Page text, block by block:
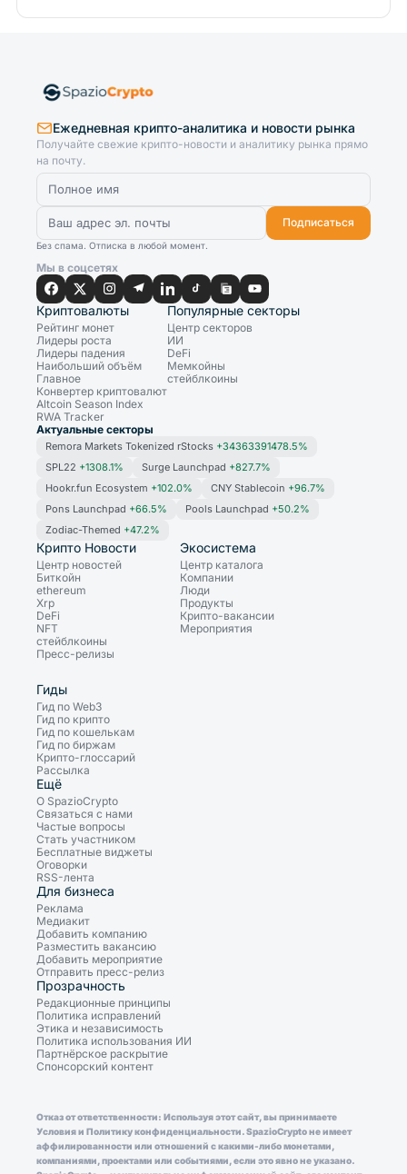
Ежедневная крипто-аналитика и новости рынка
Получайте свежие крипто-новости и аналитику рынка прямо
на почту.
Подписаться
Без спама. Отписка в любой момент.
Мы в соцсетях
Криптовалюты
Рейтинг монет
Лидеры роста
Лидеры падения
Наибольший объём
Главное
Конвертер криптовалют
Altcoin Season Index
RWA Tracker
Популярные секторы
Центр секторов
ИИ
DeFi
Мемкойны
стейблкоины
Актуальные секторы
Remora Markets Tokenized rStocks +34363391478.5%
SPL22 +1308.1% Surge Launchpad +827.7%
Hookr.fun Ecosystem +102.0% CNY Stablecoin +96.7%
Pons Launchpad +66.5% Pools Launchpad +50.2%
Zodiac-Themed +47.2%
Крипто Новости
Центр новостей
Биткойн
ethereum
Xrp
DeFi
NFT
стейблкоины
Пресс-релизы
Экосистема
Центр каталога
Компании
Люди
Продукты
Крипто-вакансии
Мероприятия
Гиды
Гид по Web3
Гид по крипто
Гид по кошелькам
Гид по биржам
Крипто-глоссарий
Рассылка
Ещё
О SpazioCrypto
Связаться с нами
Частые вопросы
Стать участником
Бесплатные виджеты
Оговорки
RSS-лента
Для бизнеса
Реклама
Медиакит
Добавить компанию
Разместить вакансию
Добавить мероприятие
Отправить пресс-релиз
Прозрачность
Редакционные принципы
Политика исправлений
Этика и независимость
Политика использования ИИ
Партнёрское раскрытие
Спонсорский контент
Отказ от ответственности: Используя этот сайт, вы принимаете
Условия и Политику конфиденциальности. SpazioCrypto не имеет
аффилированности или отношений с какими-либо монетами,
компаниями, проектами или событиями, если это явно не указано.